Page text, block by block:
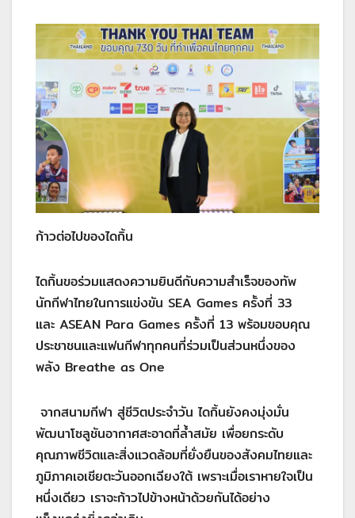
ก้าวต่อไปของไดกิ้น
ไดกิ้นขอร่วมแสดงความยินดีกับความสำเร็จของทัพ
นักกีฬาไทยในการแข่งขัน SEA Games ครั้งที่ 33
และ ASEAN Para Games ครั้งที่ 13 พร้อมขอบคุณ
ประชาชนและแฟนกีฬาทุกคนที่ร่วมเป็นส่วนหนึ่งของ
พลัง Breathe as One
จากสนามกีฬา สู่ชีวิตประจำวัน ไดกิ้นยังคงมุ่งมั่น
พัฒนาโซลูชันอากาศสะอาดที่ล้ำสมัย เพื่อยกระดับ
คุณภาพชีวิตและสิ่งแวดล้อมที่ยั่งยืนของสังคมไทยและ
ภูมิภาคเอเชียตะวันออกเฉียงใต้ เพราะเมื่อเราหายใจเป็น
หนึ่งเดียว เราจะก้าวไปข้างหน้าด้วยกันได้อย่าง